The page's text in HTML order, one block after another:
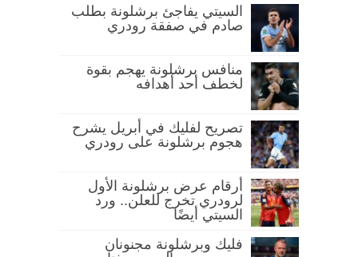
السيتي يفاجئ برشلونة بطلب
صادم في صفقة رودري
منافس برشلونة يهجم بقوة
لخطف أحد أهدافه
تصريح لفليك في أبريل يشرح
هجوم برشلونة على رودري
أرقام عرض برشلونة الأول
لرودري تخرج للعلن.. ورد
السيتي أيضًا
فليك وبرشلونة مجنونان